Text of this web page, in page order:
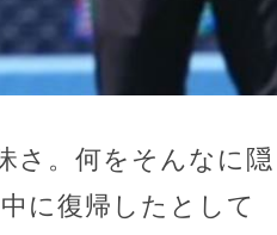
さ。何をそんなに隠
に復帰したとして